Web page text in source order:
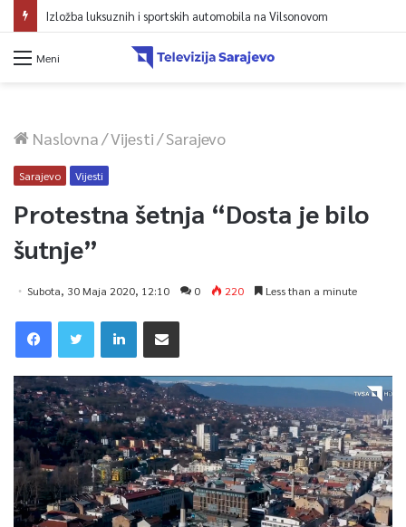
Meni
Naslovna/Vijesti/Sarajevo
Sarajevo Vijesti
Protestna šetnja “Dosta je bilo
šutnje”
Subota, 30 Maja 2020, 12:10 0 220 Less than a minute